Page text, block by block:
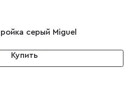
серый Miguel
Купить